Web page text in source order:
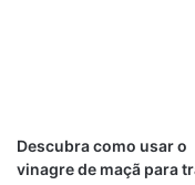
Descubra como usar o
vinagre de maçã para